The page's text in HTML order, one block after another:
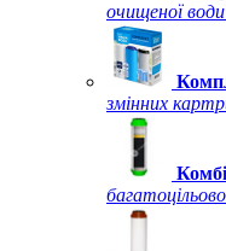
очищеної
змінних